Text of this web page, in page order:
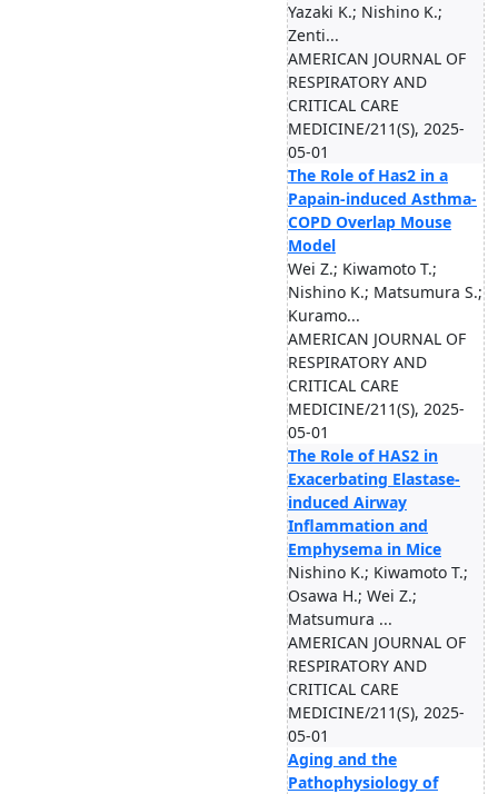
Yazaki K.; Nishino K.;
Zenti...
AMERICAN JOURNAL OF
RESPIRATORY AND
CRITICAL CARE
MEDICINE/211(S), 2025-
05-01
The Role of Has2 in a
Papain-induced Asthma-
COPD Overlap Mouse
Model
Wei Z.; Kiwamoto T.;
Nishino K.; Matsumura S.;
Kuramo...
AMERICAN JOURNAL OF
RESPIRATORY AND
CRITICAL CARE
MEDICINE/211(S), 2025-
05-01
The Role of HAS2 in
Exacerbating Elastase-
induced Airway
Inflammation and
Emphysema in Mice
Nishino K.; Kiwamoto T.;
Osawa H.; Wei Z.;
Matsumura ...
AMERICAN JOURNAL OF
RESPIRATORY AND
CRITICAL CARE
MEDICINE/211(S), 2025-
05-01
Aging and the
Pathophysiology of